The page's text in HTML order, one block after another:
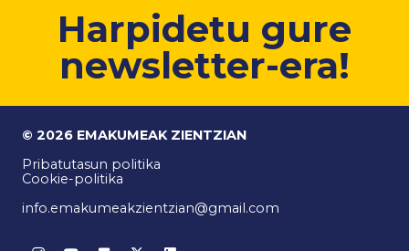
Harpidetu gure
newsletter-era!
© 2026 EMAKUMEAK ZIENTZIAN
Pribatutasun politika
Cookie-politika
info.emakumeakzientzian@gmail.com